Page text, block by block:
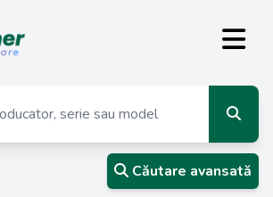
Căutare avansată